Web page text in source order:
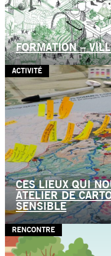
FORMATION –
ACTIVITÉ
CES LIEUX QUI
ATELIER DE
SENSIBLE
RENCONTRE